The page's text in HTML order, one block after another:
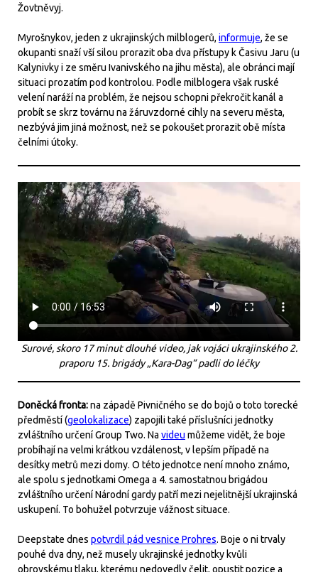
Žovtněvyj.
Myrošnykov, jeden z ukrajinských milblogerů, informuje, že se
okupanti snaží vší silou prorazit oba dva přístupy k Časivu Jaru (u
Kalynivky i ze směru Ivanivského na jihu města), ale obránci mají
situaci prozatím pod kontrolou. Podle milblogera však ruské
velení naráží na problém, že nejsou schopni překročit kanál a
probít se skrz továrnu na žáruvzdorné cihly na severu města,
nezbývá jim jiná možnost, než se pokoušet prorazit obě místa
čelními útoky.
Surové, skoro 17 minut dlouhé video, jak vojáci ukrajinského 2.
praporu 15. brigády „Kara-Dag“ padli do léčky
Doněcká fronta:na západě Pivničného se do bojů o toto torecké
předměstí (geolokalizace) zapojili také příslušníci jednotky
zvláštního určení Group Two. Na videu můžeme vidět, že boje
probíhají na velmi krátkou vzdálenost, v lepším případě na
desítky metrů mezi domy. O této jednotce není mnoho známo,
ale spolu s jednotkami Omega a 4. samostatnou brigádou
zvláštního určení Národní gardy patří mezi nejelitnější ukrajinská
uskupení. To bohužel potvrzuje vážnost situace.
Deepstate dnes potvrdil pád vesnice Prohres. Boje o ni trvaly
pouhé dva dny, než musely ukrajinské jednotky kvůli
obrovskému tlaku, kterému nedovedly čelit, opustit pozice a